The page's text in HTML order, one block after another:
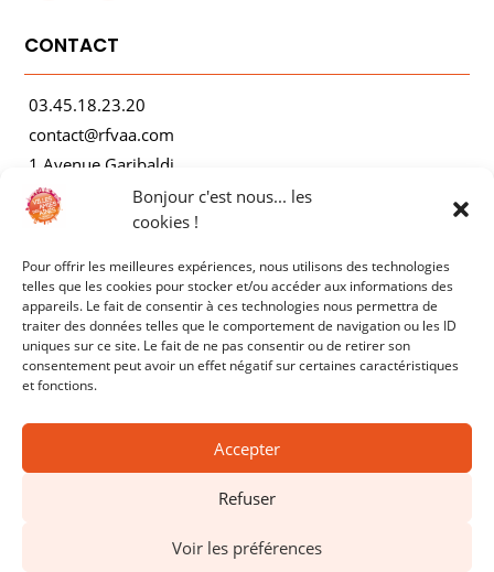
Bonjour c'est nous... les
cookies !
Pour offrir les meilleures expériences, nous utilisons des technologies
telles que les cookies pour stocker et/ou accéder aux informations des
appareils. Le fait de consentir à ces technologies nous permettra de
traiter des données telles que le comportement de navigation ou les ID
uniques sur ce site. Le fait de ne pas consentir ou de retirer son
consentement peut avoir un effet négatif sur certaines caractéristiques
et fonctions.
Accepter
Refuser
Voir les préférences
CONTACT
03.45.18.23.20
contact@rfvaa.com
1 Avenue Garibaldi
21000 Dijon
AUTRES
Mentions légales
Politiques de confidentialité